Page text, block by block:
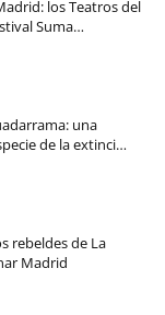
los Teatros del
Suma…
una
de la extinci…
rebeldes de La
Madrid